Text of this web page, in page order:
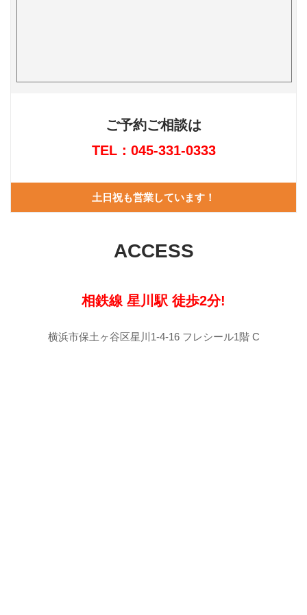
ご予約ご相談は
TEL：045-331-0333
土日祝も営業しています！
ACCESS
相鉄線 星川駅 徒歩2分!
横浜市保土ヶ谷区星川1-4-16 フレシール1階 C